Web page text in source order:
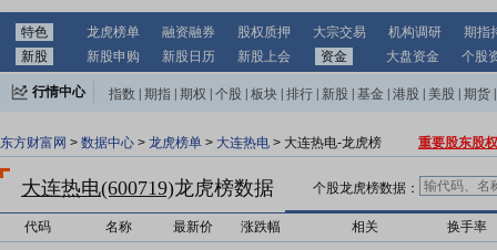
特色 龙虎榜单 融资融券 股权质押 大宗交易 机构调研
期指
新股
新股申购 新股日历 新股上会 资金 大盘资金 个股
行情中心 指数 期指 期权 个股 板块 排行 新股 基金 港股 美股 期货
东方财富网 > 数据中心 > 龙虎榜单 > 大连热电 > 大连热电-龙虎榜 重要股东股
大连热电(600719)龙虎榜数据 个股龙虎榜数据：
代码 名称 最新价 涨跌幅 相关 换手率